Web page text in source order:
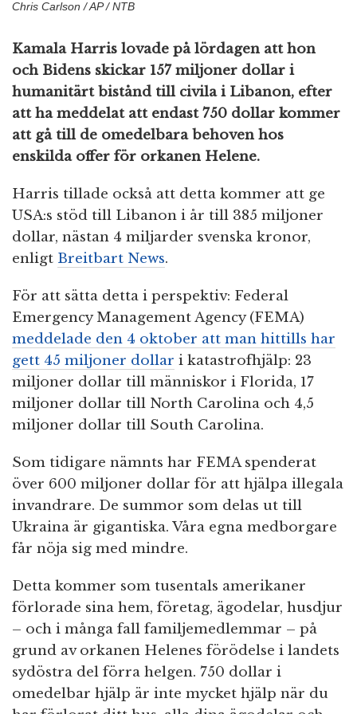
Chris Carlson / AP / NTB
Kamala Harris lovade på lördagen att hon
och Bidens skickar 157 miljoner dollar i
humanitärt bistånd till civila i Libanon, efter
att ha meddelat att endast 750 dollar kommer
att gå till de omedelbara behoven hos
enskilda offer för orkanen Helene.
Harris tillade också att detta kommer att ge
USA:s stöd till Libanon i år till 385 miljoner
dollar, nästan 4 miljarder svenska kronor,
enligt Breitbart News.
För att sätta detta i perspektiv: Federal
Emergency Management Agency (FEMA)
meddelade den 4 oktober att man hittills har
gett 45 miljoner dollar i katastrofhjälp: 23
miljoner dollar till människor i Florida, 17
miljoner dollar till North Carolina och 4,5
miljoner dollar till South Carolina.
Som tidigare nämnts har FEMA spenderat
över 600 miljoner dollar för att hjälpa illegala
invandrare. De summor som delas ut till
Ukraina är gigantiska. Våra egna medborgare
får nöja sig med mindre.
Detta kommer som tusentals amerikaner
förlorade sina hem, företag, ägodelar, husdjur
– och i många fall familjemedlemmar – på
grund av orkanen Helenes förödelse i landets
sydöstra del förra helgen. 750 dollar i
omedelbar hjälp är inte mycket hjälp när du